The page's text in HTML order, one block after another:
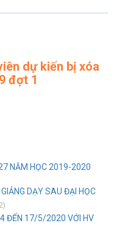
dự kiến bị xóa
đợt 1
NĂM HỌC 2019-2020
DẠY SAU ĐẠI HỌC
4 ĐẾN 17/5/2020 VỚI HV